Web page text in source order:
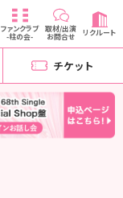
ファンクラブ
-柱の会-
取材/出演
お問合せ リクルート
チケット